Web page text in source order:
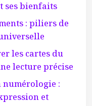
ses bienfaits
: piliers de
les cartes du
lecture précise
numérologie :
et